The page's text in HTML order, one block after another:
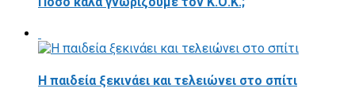
Η παιδεία ξεκινάει και τελειώνει στο σπίτι